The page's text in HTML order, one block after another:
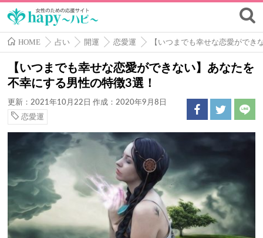
HOME 占い 開運 恋愛運 【いつまでも幸せな恋愛がで
【いつまでも幸せな恋愛ができない】あなたを
不幸にする男性の特徴3選！
更新：2021年10月22日 作成：2020年9月8日
恋愛運